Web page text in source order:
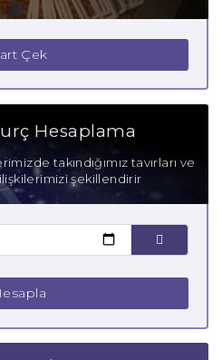
Çek
Hesaplama
takındığımız tavırları ve
şekillendirir